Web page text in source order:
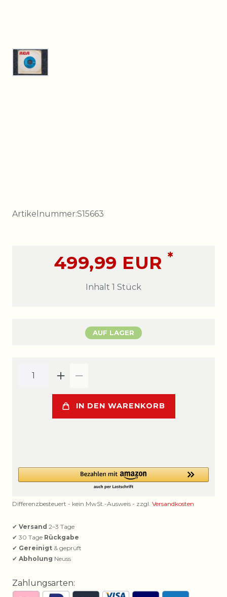
Artikelnummer:S15663
499,99 EUR *
Inhalt 1 Stück
AUF LAGER
IN DEN WARENKORB
Differenzbesteuert - kein MwSt.-Ausweis - zzgl. Versandkosten
✔ Versand 2–3 Tage
✔ 30 Tage Rückgabe
✔ Gereinigt & geprüft
✔ Abholung Neuss
Zahlungsarten: